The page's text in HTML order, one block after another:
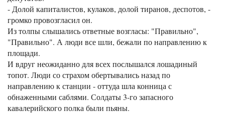
- Долой капиталистов, кулаков, долой тиранов, деспотов, -
громко провозгласил он.
Из толпы слышались ответные возгласы: "Правильно",
"Правильно". А люди все шли, бежали по направлению к
площади.
И вдруг неожиданно для всех послышался лошадиный
топот. Люди со страхом обертывались назад по
направлению к станции - оттуда шла конница с
обнаженными саблями. Солдаты 3-го запасного
кавалерийского полка были пьяны.